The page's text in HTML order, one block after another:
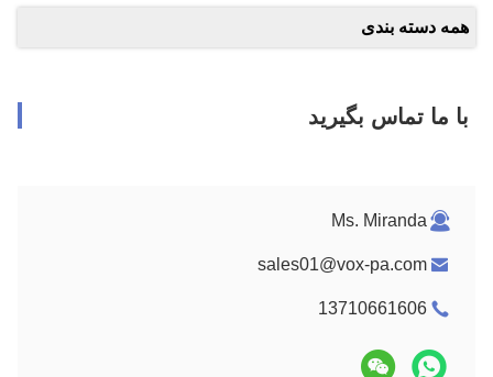
همه دسته بندی
با ما تماس بگیرید
Ms. Miranda
sales01@vox-pa.com
13710661606